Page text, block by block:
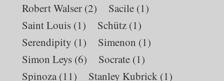
Robert Walser (2) Sacile (1)
Saint Louis (1) Schütz (1)
Serendipity (1) Simenon (1)
Simon Leys (6) Socrate (1)
Spinoza (11) Stanley Kubrick (1)